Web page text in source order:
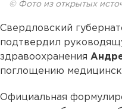
© Фото из открытых
Свердловский
подтвердил
здравоохранения
поглощению
Официальная